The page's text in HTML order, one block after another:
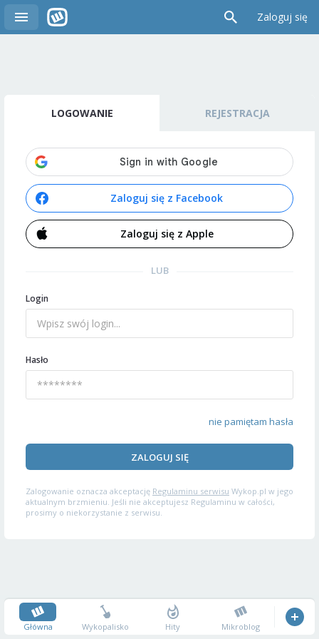
Zaloguj się
LOGOWANIE REJESTRACJA
Zaloguj się z Facebook
Zaloguj się z Apple
LUB
Login
Hasło
nie pamiętam hasła
ZALOGUJ SIĘ
Zalogowanie oznacza akceptację Regulaminu serwisu Wykop.pl w jego
aktualnym brzmieniu. Jeśli nie akceptujesz Regulaminu w całości,
prosimy o niekorzystanie z serwisu.
Główna Wykopalisko Hity Mikroblog